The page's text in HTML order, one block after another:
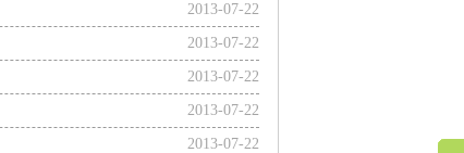
2013-07-22
2013-07-22
2013-07-22
2013-07-22
2013-07-22